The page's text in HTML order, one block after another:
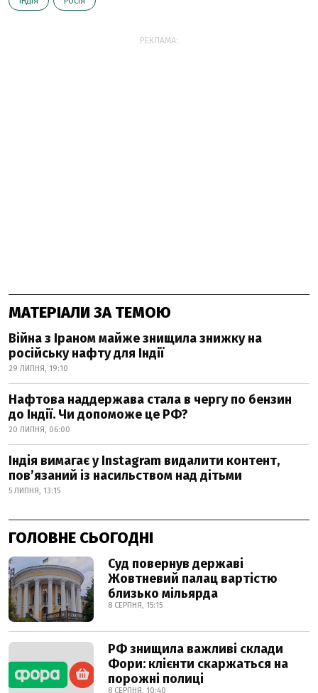
РЕКЛАМА:
МАТЕРІАЛИ ЗА ТЕМОЮ
Війна з Іраном майже знищила знижку на
російську нафту для Індії
29 ЛИПНЯ, 19:10
Нафтова наддержава стала в чергу по бензин
до Індії. Чи допоможе це РФ?
20 ЛИПНЯ, 06:00
Індія вимагає у Instagram видалити контент,
пов’язаний із насильством над дітьми
5 ЛИПНЯ, 13:15
ГОЛОВНЕ СЬОГОДНІ
Суд повернув державі
Жовтневий палац вартістю
близько мільярда
8 СЕРПНЯ, 15:15
РФ знищила важливі склади
Фори: клієнти скаржаться на
порожні полиці
8 СЕРПНЯ, 10:40